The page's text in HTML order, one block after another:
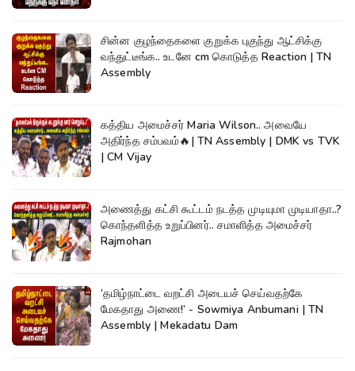
சின்ன குழந்தைகளை குறுக்க புகுந்து ஆட்சிக்கு
வந்துட்டீங்க.. உடனே cm கொடுத்த Reaction | TN
Assembly
கத்திய அமைச்சர் Maria Wilson.. அவையே
அதிர்ந்த சம்பவம்🔥| TN Assembly | DMK vs TVK
| CM Vijay
அணைத்து கட்சி கூட்டம் நடத்த முடியுமா முடியாதா..?
கொந்தளித்த உறுப்பினர்.. சமாளித்த அமைச்சர்
Rajmohan
‘தமிழ்நாட்டை வறட்சி அடையச் செய்வதற்கே
மேகதாது அணை!’ - Sowmiya Anbumani | TN
Assembly | Mekadatu Dam